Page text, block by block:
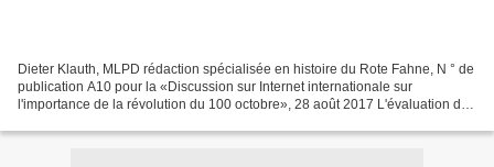
Dieter Klauth, MLPD rédaction spécialisée en histoire du Rote Fahne, N ° de
publication A10 pour la «Discussion sur Internet internationale sur
l'importance de la révolution du 100 octobre», 28 août 2017 L'évaluation du